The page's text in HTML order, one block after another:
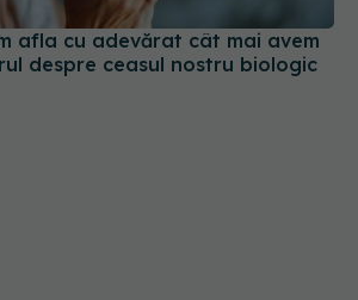
despre ceasul nostru biologic